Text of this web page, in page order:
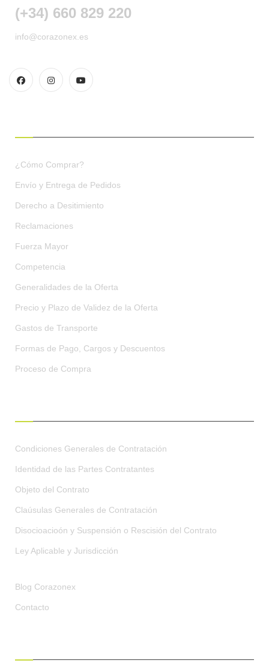
(+34) 660 829 220
info@corazonex.es
¿Cómo Comprar?
Envío y Entrega de Pedidos
Derecho a Desitimiento
Reclamaciones
Fuerza Mayor
Competencia
Generalidades de la Oferta
Precio y Plazo de Validez de la Oferta
Gastos de Transporte
Formas de Pago, Cargos y Descuentos
Proceso de Compra
Condiciones Generales de Contratación
Identidad de las Partes Contratantes
Objeto del Contrato
Claúsulas Generales de Contratación
Disocioacioón y Suspensión o Rescisión del Contrato
Ley Aplicable y Jurisdicción
Blog Corazonex
Contacto